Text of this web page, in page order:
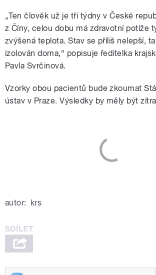
„Ten člověk už je tři týdny v České
z Číny, celou dobu má zdravotní potíže
zvýšená teplota. Stav se příliš nelepší,
izolován doma,“ popisuje ředitelka
Pavla Svrčinová.
Vzorky obou pacientů bude zkoumat
ústav v Praze. Výsledky by měly být
autor: krs